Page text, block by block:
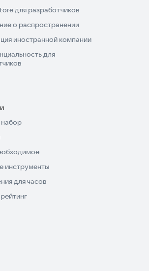
для разработчиков
о распространении
иностранной компании
для
инструменты
для часов